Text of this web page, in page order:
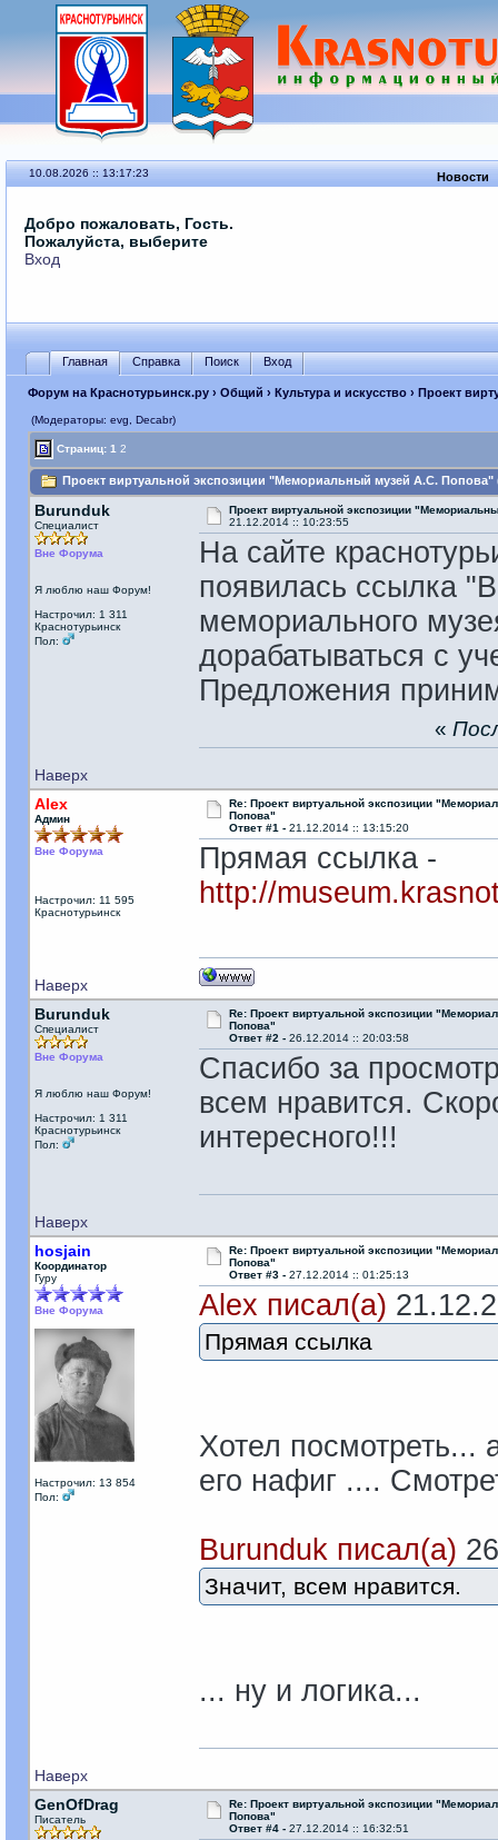
10.08.2026 :: 13:17:23 Новости
Добро пожаловать, Гость.
Пожалуйста, выберите
Вход
Главная Справка Поиск Вход
Форум на Краснотурьинск.ру› Общий › Культура и искусство› Проект
(Модераторы: evg, Decabr)
Страниц: 1 2
Проект виртуальной экспозиции "Мемориальный музей А.С. Попова"
Burunduk
Специалист
Вне Форума
Я люблю наш Форум!
Настрочил: 1 311
Краснотурьинск
Пол:
Проект виртуальной экспозиции
21.12.2014 :: 10:23:55
На сайте
появилась ссылка
мемориального
дорабатываться с
Предложения
Наверх
«
Alex
Админ
Вне Форума
Настрочил: 11 595
Краснотурьинск
Re: Проект виртуальной экспозиции
Попова"
Ответ #1 - 21.12.2014 :: 13:15:20
Прямая ссылка -
http://
Наверх
Burunduk
Специалист
Вне Форума
Я люблю наш Форум!
Настрочил: 1 311
Краснотурьинск
Пол:
Re: Проект виртуальной экспозиции
Попова"
Ответ #2 - 26.12.2014 :: 20:03:58
Спасибо за
всем нравится.
интересного!!!
Наверх
hosjain
Координатор
Гуру
Вне Форума
Настрочил: 13 854
Пол:
Re: Проект виртуальной экспозиции
Попова"
Ответ #3 - 27.12.2014 :: 01:25:13
Alex писал(а)
Прямая ссылка
Хотел посмотреть...
его нафиг ....
Burunduk писал(а)
Значит, всем нравится.
... ну и логика...
Наверх
GenOfDrag
Писатель
Re: Проект виртуальной экспозиции
Попова"
Ответ #4 - 27.12.2014 :: 16:32:51